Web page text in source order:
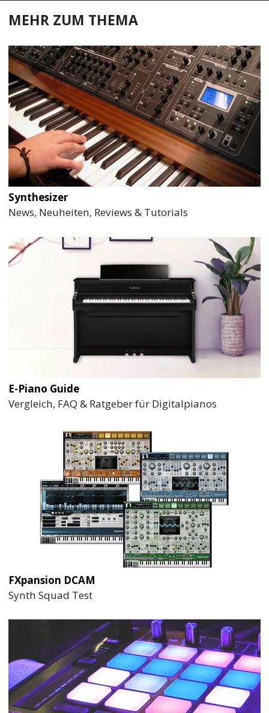
MEHR ZUM THEMA
Synthesizer
News, Neuheiten, Reviews & Tutorials
E-Piano Guide
Vergleich, FAQ & Ratgeber für Digitalpianos
FXpansion DCAM
Synth Squad Test